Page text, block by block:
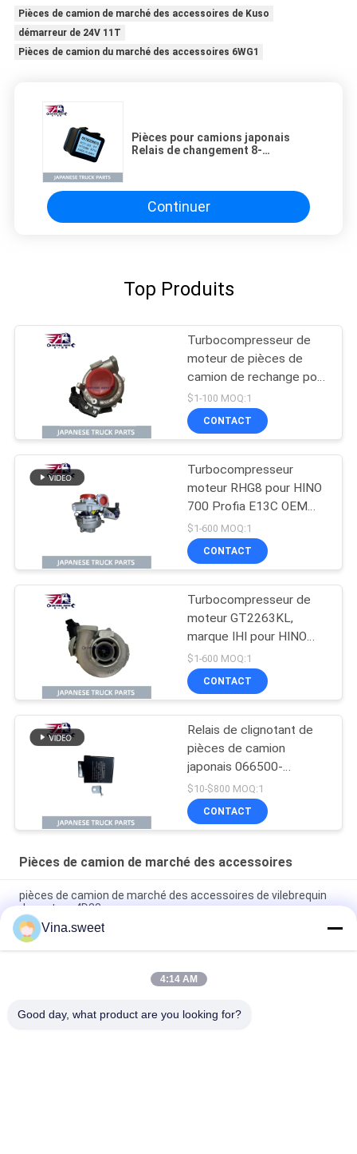
Pièces de camion de marché des accessoires de Kuso
démarreur de 24V 11T
Pièces de camion du marché des accessoires 6WG1
Pièces pour camions japonais
Relais de changement 8-
Continuer
Top Produits
Turbocompresseur de
moteur de pièces de
camion de rechange pour
HINO 300 J05E N04C
GT2263KL OEM 17201-
E0896 17201-E0892
$1-100 MOQ:1
CONTACT
Turbocompresseur
moteur RHG8 pour HINO
700 Profia E13C OEM
S1760-E0102 S1760-
E0M10 S1760-E0101
$1-600 MOQ:1
CONTACT
Turbocompresseur de
moteur GT2263KL,
marque IHI pour HINO
500 J05E N04CT OEM
17201-E0747 17201-
E0741 17201-E0742
$1-600 MOQ:1
CONTACT
Relais de clignotant de
pièces de camion
japonais 066500-
3720/1-83470060-0
pour pièces de camion
ISUZU NPR FTR FSR
$10-$800 MOQ:1
CONTACT
Pièces de camion de marché des accessoires
pièces de camion de marché des accessoires de vilebrequin
du moteur 4D33
démarreur 6With de 24V 11T d'un 1 pièces camion du moteur
6WG1
Pièces de camion de marché des accessoires de volant de
Vina.sweet
4:14 AM
Good day, what product are you looking for?